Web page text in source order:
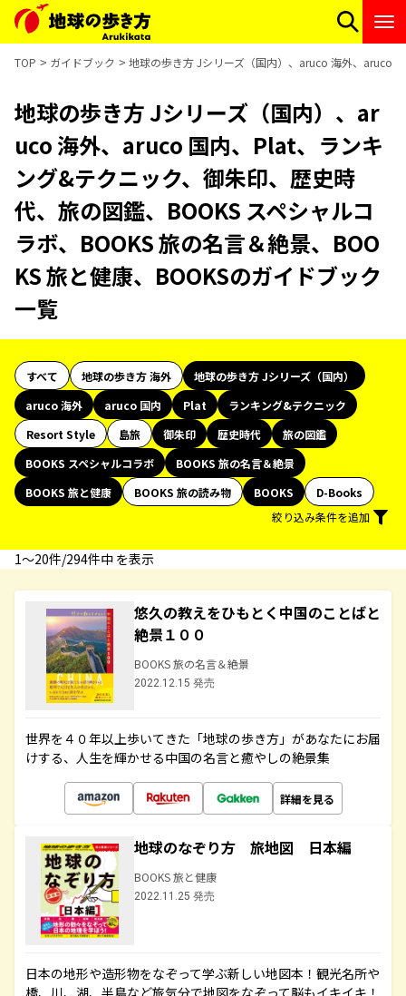
TOP ガイドブック 地球の歩き方 Jシリーズ（国内）、aruco 海外、aruco
地球の歩き方 Jシリーズ（国内）、ar
uco 海外、aruco 国内、Plat、ランキ
ング&テクニック、御朱印、歴史時
代、旅の図鑑、BOOKS スペシャルコ
ラボ、BOOKS 旅の名言＆絶景、BOO
KS 旅と健康、BOOKSのガイドブック
一覧
すべて 地球の歩き方 海外
地球の歩き方 Jシリーズ（国内）
aruco 海外
aruco 国内 Plat
ランキング&テクニック
Resort Style
島旅 御朱印 歴史時代
旅の図鑑
BOOKS スペシャルコラボ
BOOKS 旅の名言＆絶景
BOOKS 旅と健康
BOOKS 旅の読み物 BOOKS
D-Books
絞り込み条件を追加
1〜20件/294件中 を表示
悠久の教えをひもとく中国のことばと
絶景１００
BOOKS 旅の名言＆絶景
2022.12.15 発売
世界を４０年以上歩いてきた「地球の歩き方」があなたにお届
けする、人生を輝かせる中国の名言と癒やしの絶景集
詳細を見る
地球のなぞり方 旅地図 日本編
BOOKS 旅と健康
2022.11.25 発売
日本の地形や造形物をなぞって学ぶ新しい地図本！観光名所や
橋、川、湖、半島など旅気分で地図をなぞって脳もイキイキ！